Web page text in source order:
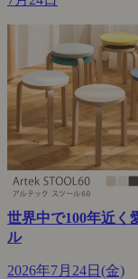
世界中で100年近く
ル
2026年7月24日(金)